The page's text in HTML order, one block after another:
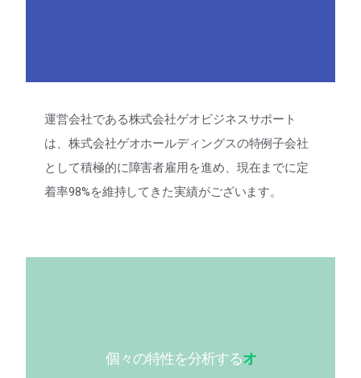
運営会社である株式会社ゲオビジネスサポート
は、株式会社ゲオホールディングスの特例子会社
として積極的に障害者雇用を進め、現在までに定
着率98%を維持してきた実績がございます。
個々の特性を分析するオ